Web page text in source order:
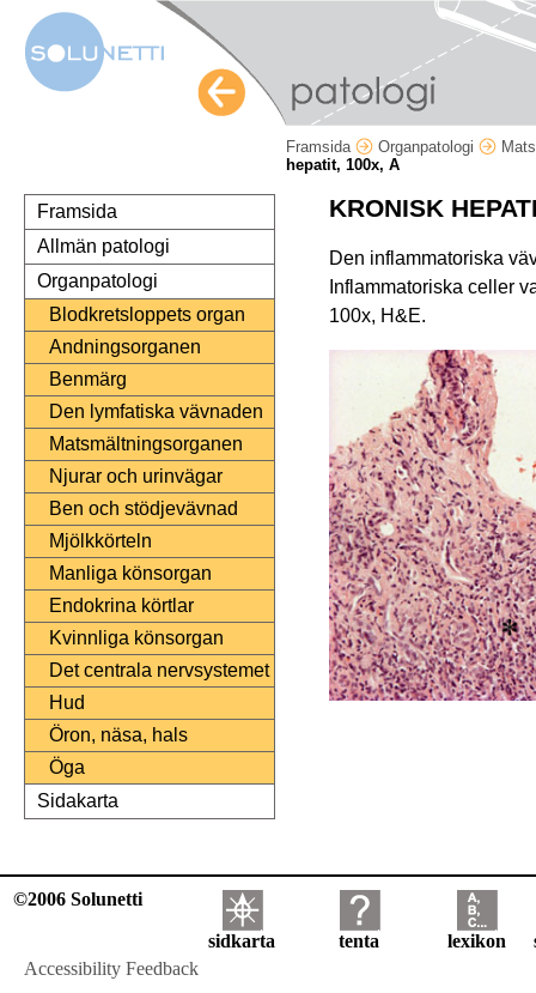
Framsida Organpatologi
hepatit, 100x, A
Framsida
Allmän patologi
Organpatologi
Blodkretsloppets organ
Andningsorganen
Benmärg
Den lymfatiska vävnaden
Matsmältningsorganen
Njurar och urinvägar
Ben och stödjevävnad
Mjölkkörteln
Manliga könsorgan
Endokrina körtlar
Kvinnliga könsorgan
Det centrala nervsystemet
Hud
Öron, näsa, hals
Öga
Sidakarta
KRONISK
Den inflammatoriska
Inflammatoriska celler
100x, H&E.
©2006 Solunetti
sidkarta tenta lexikon
Accessibility Feedback